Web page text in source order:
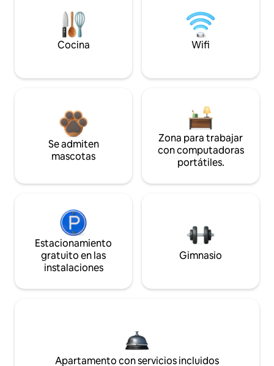
Cocina Wifi
Se admiten
mascotas
Zona para trabajar
con computadoras
portátiles.
Estacionamiento
gratuito en las
instalaciones
Gimnasio
Apartamento con servicios incluidos